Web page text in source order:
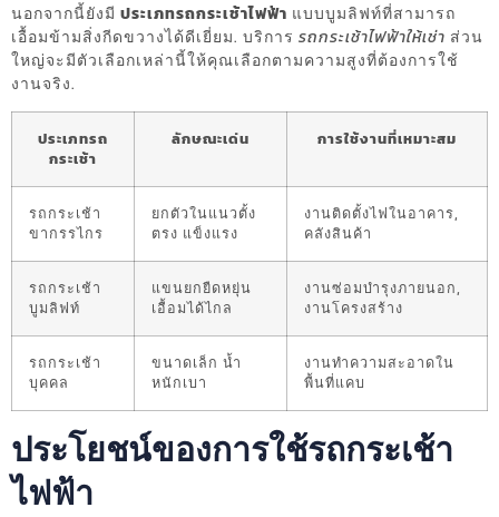
นอกจากนี้ยังมี ประเภทรถกระเช้าไฟฟ้า แบบบูมลิฟท์ที่สามารถ
เอื้อมข้ามสิ่งกีดขวางได้ดีเยี่ยม. บริการ รถกระเช้าไฟฟ้าให้เช่า ส่วน
ใหญ่จะมีตัวเลือกเหล่านี้ให้คุณเลือกตามความสูงที่ต้องการใช้
งานจริง.
ประเภทรถ
กระเช้า
ลักษณะเด่น การใช้งานที่เหมาะสม
รถกระเช้า
ขากรรไกร
ยกตัวในแนวตั้ง
ตรง แข็งแรง
งานติดตั้งไฟในอาคาร,
คลังสินค้า
รถกระเช้า
บูมลิฟท์
แขนยกยืดหยุ่น
เอื้อมได้ไกล
งานซ่อมบำรุงภายนอก,
งานโครงสร้าง
รถกระเช้า
บุคคล
ขนาดเล็ก น้ำ
หนักเบา
งานทำความสะอาดใน
พื้นที่แคบ
ประโยชน์ของการใช้รถกระเช้า
ไฟฟ้า